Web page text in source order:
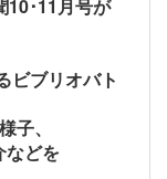
10･11月号が
ビブリオバト
子、
などを